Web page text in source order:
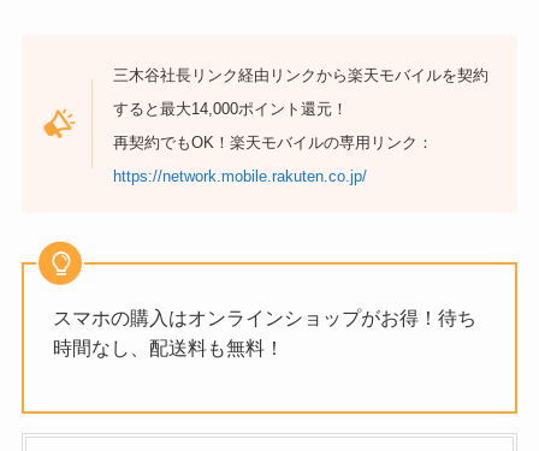
三木谷社長リンク経由リンクから楽天モバイルを契約
すると最大14,000ポイント還元！
再契約でもOK！楽天モバイルの専用リンク：
https://network.mobile.rakuten.co.jp/
スマホの購入はオンラインショップがお得！待ち
時間なし、配送料も無料！